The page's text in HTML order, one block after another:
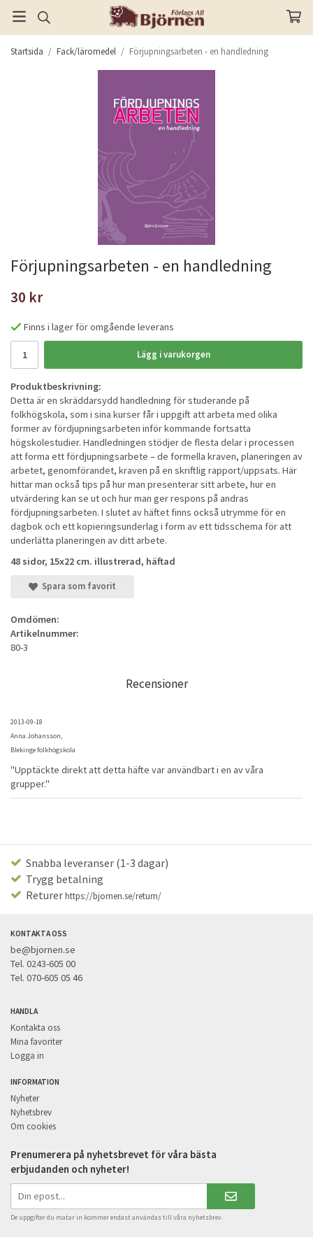
Startsida / Fack/läromedel / Förjupningsarbeten - en handledning
Förjupningsarbeten - en handledning
30 kr
Finns i lager för omgående leverans
Lägg i varukorgen
Produktbeskrivning:
Detta är en skräddarsydd handledning för studerande på
folkhögskola, som i sina kurser får i uppgift att arbeta med olika
former av fördjupningsarbeten inför kommande fortsatta
högskolestudier. Handledningen stödjer de flesta delar i processen
att forma ett fördjupningsarbete – de formella kraven, planeringen av
arbetet, genomförandet, kraven på en skriftlig rapport/uppsats. Här
hittar man också tips på hur man presenterar sitt arbete, hur en
utvärdering kan se ut och hur man ger respons på andras
fördjupningsarbeten. I slutet av häftet finns också utrymme för en
dagbok och ett kopieringsunderlag i form av ett tidsschema för att
underlätta planeringen av ditt arbete.
48 sidor, 15x22 cm. illustrerad, häftad
Spara som favorit
Omdömen:
Artikelnummer:
80-3
Recensioner
2013-09-18
Anna Johansson,
Blekinge folkhögskola
"Upptäckte direkt att detta häfte var användbart i en av våra
grupper."
Snabba leveranser (1-3 dagar)
Trygg betalning
Returerhttps://bjornen.se/return/
KONTAKTA OSS
be@bjornen.se
Tel. 0243-605 00
Tel. 070-605 05 46
HANDLA
Kontakta oss
Mina favoriter
Logga in
INFORMATION
Nyheter
Nyhetsbrev
Om cookies
Prenumerera på nyhetsbrevet för våra bästa
erbjudanden och nyheter!
De uppgifter du matar in kommer endast användas till våra nyhetsbrev.